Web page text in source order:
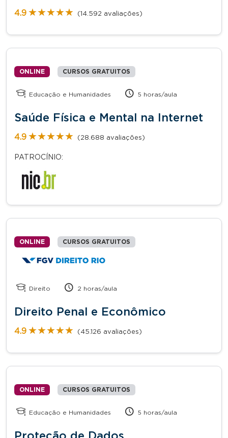
4.9 ★★★★★
★★★★★ (14.592 avaliações)
ONLINE CURSOS GRATUITOS
Educação e Humanidades 5 horas/aula
Saúde Física e Mental na Internet
4.9 ★★★★★
★★★★★ (28.688 avaliações)
PATROCÍNIO:
ONLINE CURSOS GRATUITOS
Direito 2 horas/aula
Direito Penal e Econômico
4.9 ★★★★★
★★★★★ (45.126 avaliações)
ONLINE CURSOS GRATUITOS
Educação e Humanidades 5 horas/aula